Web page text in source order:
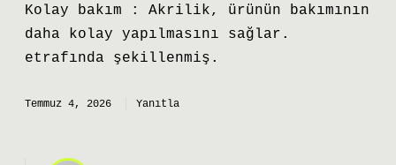
Kolay bakım : Akrilik, ürünün bakımının
daha kolay yapılmasını sağlar.
etrafında şekillenmiş.
Temmuz 4, 2026 Yanıtla